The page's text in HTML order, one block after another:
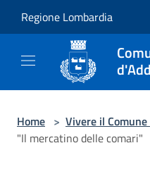
Regione Lombardia
Home > Vivere il Comune
"Il mercatino delle comari"